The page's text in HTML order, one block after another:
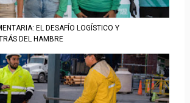
EL DESAFÍO LOGÍSTICO Y
DEL HAMBRE